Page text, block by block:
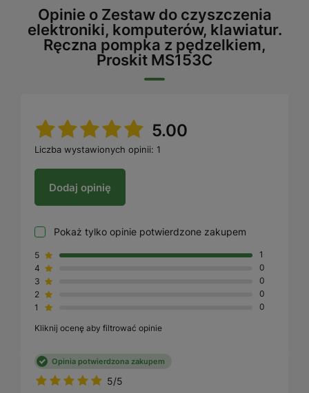
Opinie o Zestaw do czyszczenia
elektroniki, komputerów, klawiatur.
Ręczna pompka z pędzelkiem,
Proskit MS153C
5.00
Liczba wystawionych opinii: 1
Dodaj opinię
Pokaż tylko opinie potwierdzone zakupem
5
1
4
0
3
0
2
0
1
0
Kliknij ocenę aby filtrować opinie
5/5
Opinia potwierdzona zakupem